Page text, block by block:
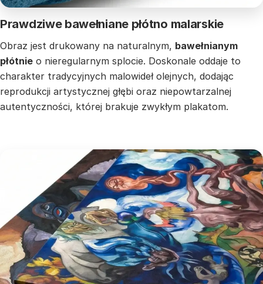
Prawdziwe bawełniane płótno malarskie
Obraz jest drukowany na naturalnym, bawełnianym
płótnie o nieregularnym splocie. Doskonale oddaje to
charakter tradycyjnych malowideł olejnych, dodając
reprodukcji artystycznej głębi oraz niepowtarzalnej
autentyczności, której brakuje zwykłym plakatom.